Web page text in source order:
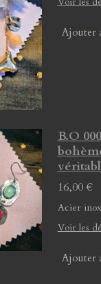
Ajouter
B.O
16,00 €
Acier
Voir les
Ajouter